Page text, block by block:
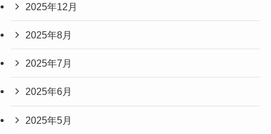
2025年12月
2025年8月
2025年7月
2025年6月
2025年5月